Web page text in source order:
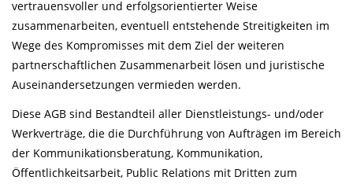
vertrauensvoller und erfolgsorientierter Weise
zusammenarbeiten, eventuell entstehende Streitigkeiten im
Wege des Kompromisses mit dem Ziel der weiteren
partnerschaftlichen Zusammenarbeit lösen und juristische
Auseinandersetzungen vermieden werden.
Diese AGB sind Bestandteil aller Dienstleistungs- und/oder
Werkverträge, die die Durchführung von Aufträgen im Bereich
der Kommunikationsberatung, Kommunikation,
Öffentlichkeitsarbeit, Public Relations mit Dritten zum